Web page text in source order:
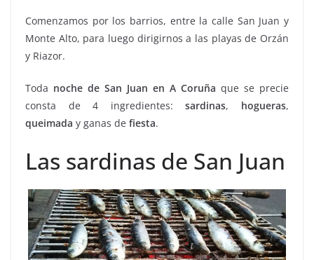
Comenzamos por los barrios, entre la calle San Juan y
Monte Alto, para luego dirigirnos a las playas de Orzán
y Riazor.
Toda noche de San Juan en A Coruña que se precie
consta de 4 ingredientes:sardinas, hogueras,
queimada y ganas de fiesta.
Las sardinas de San Juan